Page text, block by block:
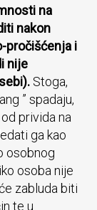
na
nakon
pročišćenja i
nije
Stoga,
” spadaju,
privida na
ga kao
osobnog
osoba nije
zabluda biti
te u